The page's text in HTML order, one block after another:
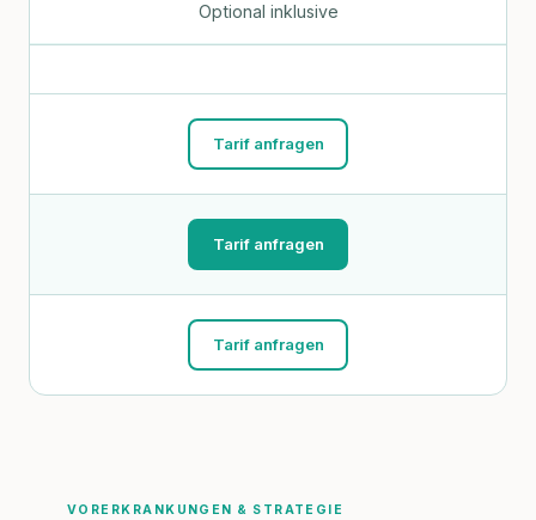
Optional inklusive
Tarif anfragen
Tarif anfragen
Tarif anfragen
VORERKRANKUNGEN & STRATEGIE